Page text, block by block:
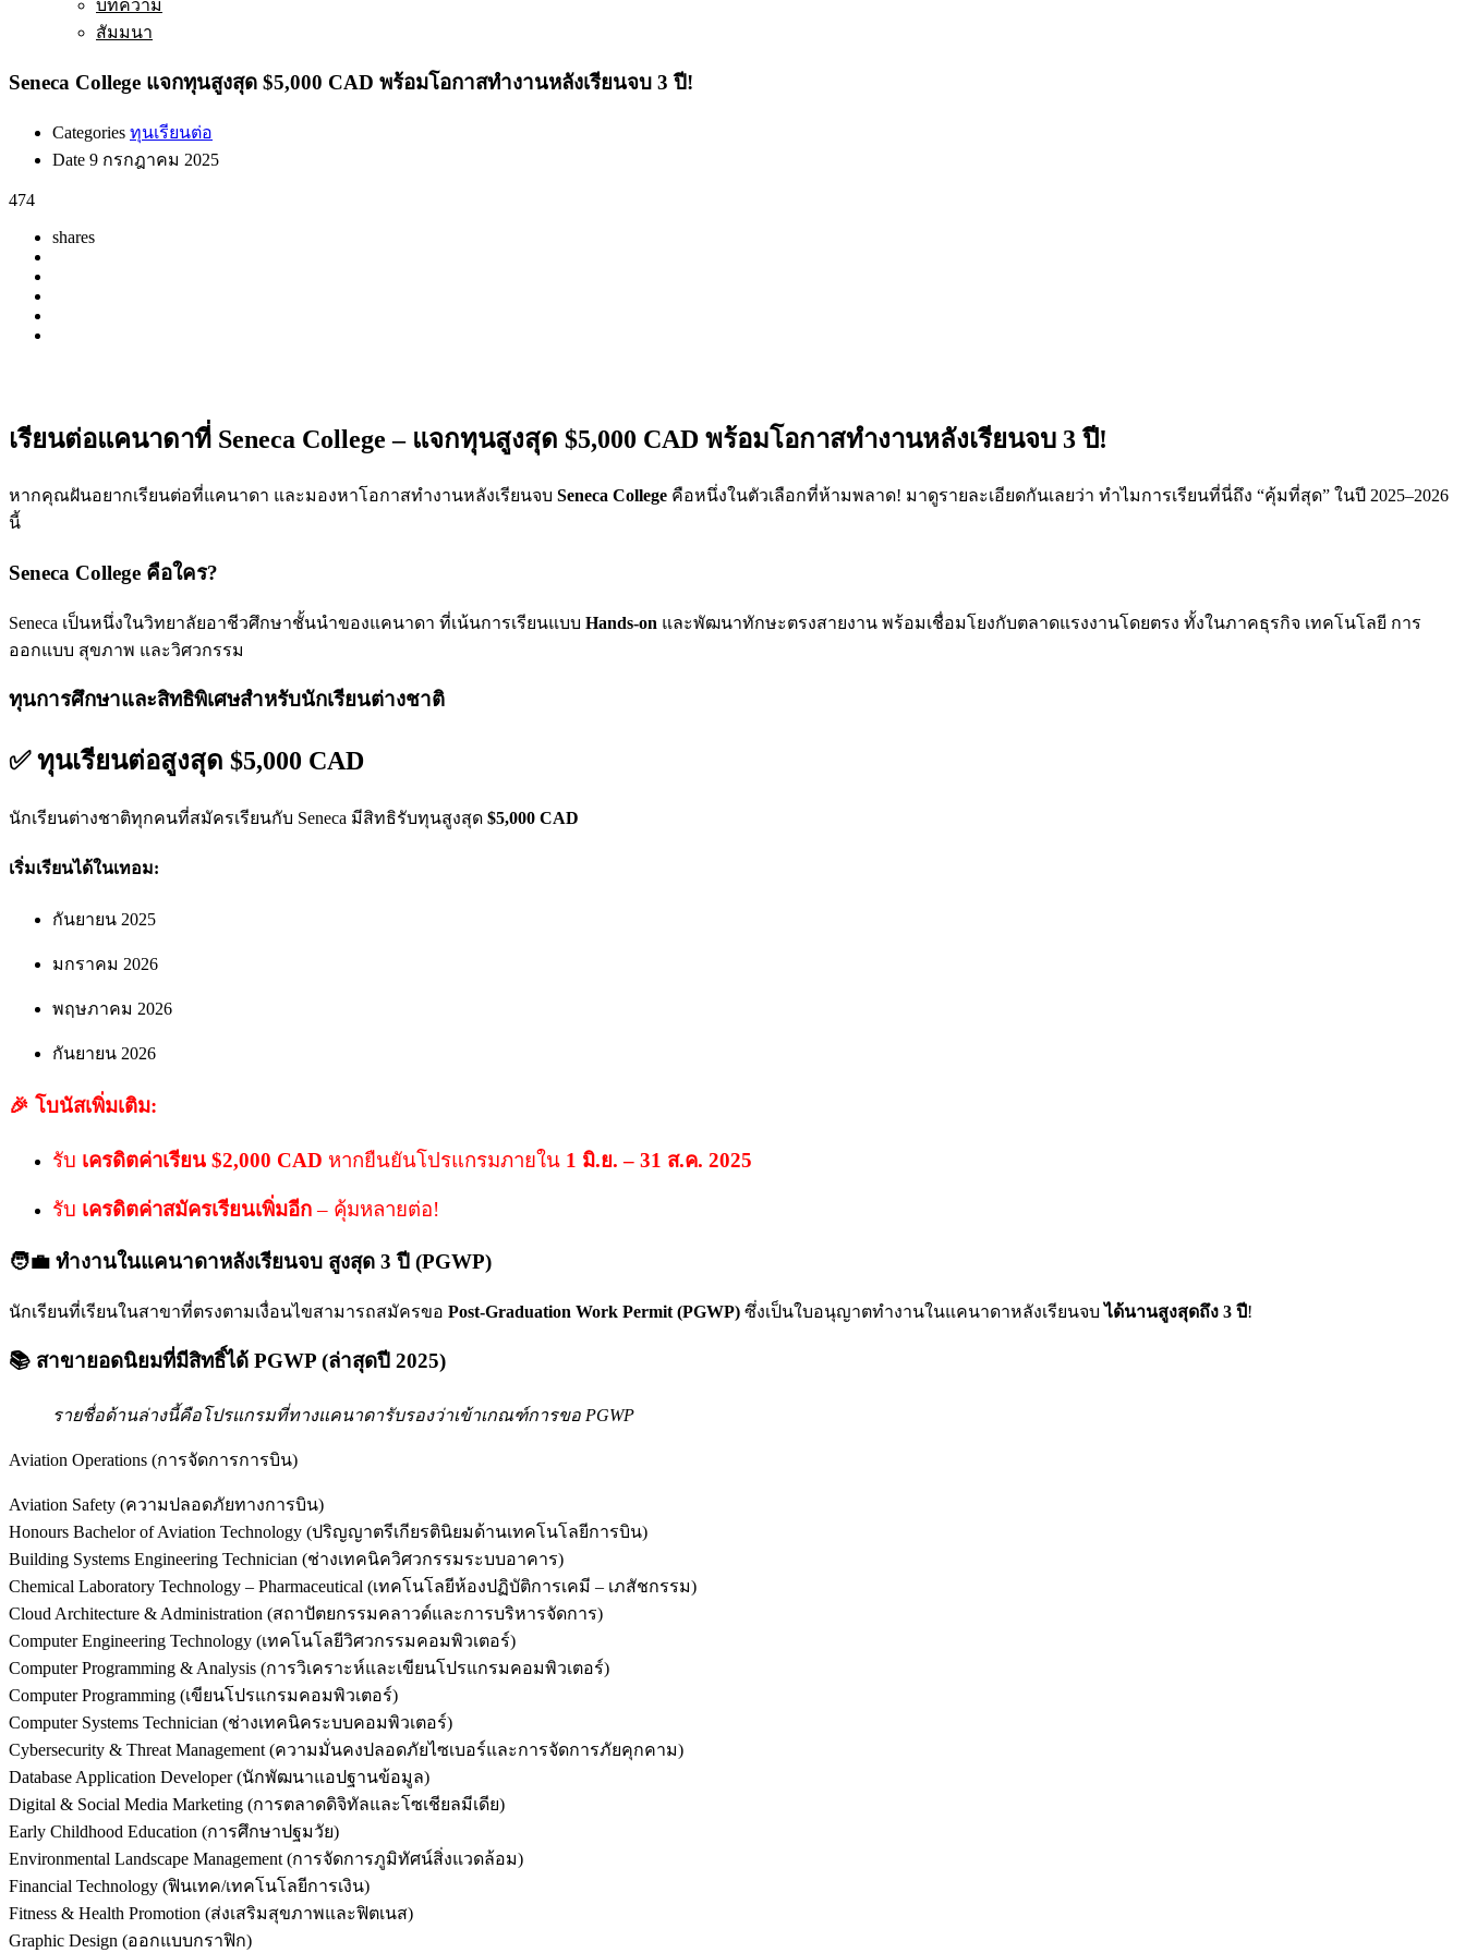
บทความ
สัมมนา
Seneca College แจกทุนสูงสุด $5,000 CAD พร้อมโอกาสทำงานหลังเรียนจบ 3 ปี!
Categories ทุนเรียนต่อ
Date 9 กรกฎาคม 2025
474
shares
เรียนต่อแคนาดาที่ Seneca College – แจกทุนสูงสุด $5,000 CAD พร้อมโอกาสทำงานหลังเรียนจบ 3 ปี!
หากคุณฝันอยากเรียนต่อที่แคนาดา และมองหาโอกาสทำงานหลังเรียนจบ Seneca College คือหนึ่งในตัวเลือกที่ห้ามพลาด! มาดูรายละเอียดกันเลยว่า ทำไมการเรียนที่นี่ถึง “คุ้มที่สุด” ในปี 2025–2026
นี้
Seneca College คือใคร?
Seneca เป็นหนึ่งในวิทยาลัยอาชีวศึกษาชั้นนำของแคนาดา ที่เน้นการเรียนแบบ Hands-on และพัฒนาทักษะตรงสายงาน พร้อมเชื่อมโยงกับตลาดแรงงานโดยตรง ทั้งในภาคธุรกิจ เทคโนโลยี การ
ออกแบบ สุขภาพ และวิศวกรรม
ทุนการศึกษาและสิทธิพิเศษสำหรับนักเรียนต่างชาติ
✅ ทุนเรียนต่อสูงสุด $5,000 CAD
นักเรียนต่างชาติทุกคนที่สมัครเรียนกับ Seneca มีสิทธิรับทุนสูงสุด $5,000 CAD
เริ่มเรียนได้ในเทอม:
กันยายน 2025
มกราคม 2026
พฤษภาคม 2026
กันยายน 2026
🎉 โบนัสเพิ่มเติม:
รับ เครดิตค่าเรียน $2,000 CAD หากยืนยันโปรแกรมภายใน 1 มิ.ย. – 31 ส.ค. 2025
รับ เครดิตค่าสมัครเรียนเพิ่มอีก– คุ้มหลายต่อ!
🧑‍💼 ทำงานในแคนาดาหลังเรียนจบ สูงสุด 3 ปี (PGWP)
นักเรียนที่เรียนในสาขาที่ตรงตามเงื่อนไขสามารถสมัครขอ Post-Graduation Work Permit (PGWP) ซึ่งเป็นใบอนุญาตทำงานในแคนาดาหลังเรียนจบได้นานสูงสุดถึง 3 ปี!
📚 สาขายอดนิยมที่มีสิทธิ์ได้ PGWP (ล่าสุดปี 2025)
รายชื่อด้านล่างนี้คือโปรแกรมที่ทางแคนาดารับรองว่าเข้าเกณฑ์การขอ PGWP
Aviation Operations (การจัดการการบิน)
Aviation Safety (ความปลอดภัยทางการบิน)
Honours Bachelor of Aviation Technology (ปริญญาตรีเกียรตินิยมด้านเทคโนโลยีการบิน)
Building Systems Engineering Technician (ช่างเทคนิควิศวกรรมระบบอาคาร)
Chemical Laboratory Technology – Pharmaceutical (เทคโนโลยีห้องปฏิบัติการเคมี – เภสัชกรรม)
Cloud Architecture & Administration (สถาปัตยกรรมคลาวด์และการบริหารจัดการ)
Computer Engineering Technology (เทคโนโลยีวิศวกรรมคอมพิวเตอร์)
Computer Programming & Analysis (การวิเคราะห์และเขียนโปรแกรมคอมพิวเตอร์)
Computer Programming (เขียนโปรแกรมคอมพิวเตอร์)
Computer Systems Technician (ช่างเทคนิคระบบคอมพิวเตอร์)
Cybersecurity & Threat Management (ความมั่นคงปลอดภัยไซเบอร์และการจัดการภัยคุกคาม)
Database Application Developer (นักพัฒนาแอปฐานข้อมูล)
Digital & Social Media Marketing (การตลาดดิจิทัลและโซเชียลมีเดีย)
Early Childhood Education (การศึกษาปฐมวัย)
Environmental Landscape Management (การจัดการภูมิทัศน์สิ่งแวดล้อม)
Financial Technology (ฟินเทค/เทคโนโลยีการเงิน)
Fitness & Health Promotion (ส่งเสริมสุขภาพและฟิตเนส)
Graphic Design (ออกแบบกราฟิก)